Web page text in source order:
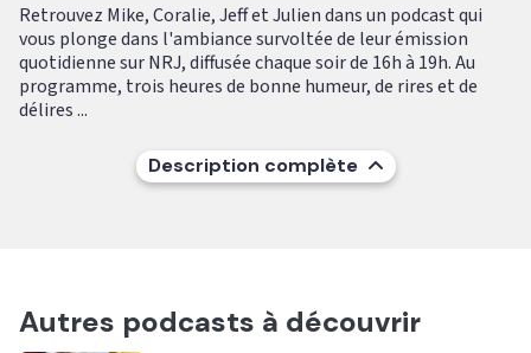
Retrouvez Mike, Coralie, Jeff et Julien dans un podcast qui
vous plonge dans l'ambiance survoltée de leur émission
quotidienne sur NRJ, diffusée chaque soir de 16h à 19h. Au
programme, trois heures de bonne humeur, de rires et de
délires ...
Description complète
Autres podcasts à découvrir